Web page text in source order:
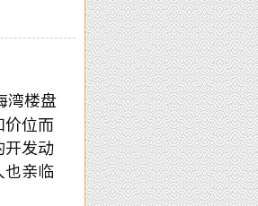
湾楼盘
价位而
开发动
也亲临